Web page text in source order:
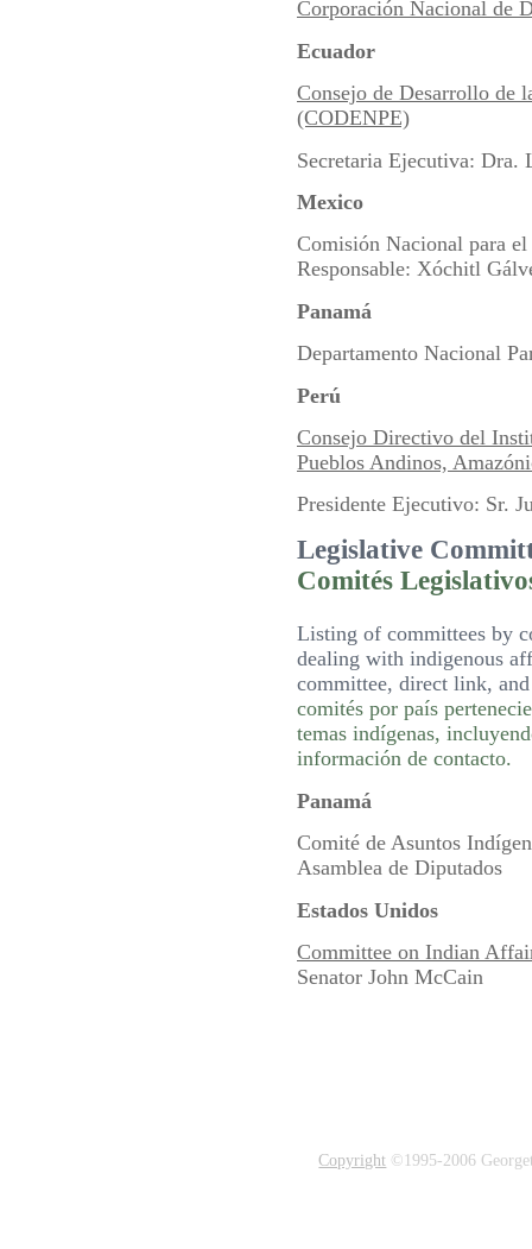
Corporación Nacional de
Ecuador
Consejo de Desarrollo de
(CODENPE)
Secretaria Ejecutiva: Dra.
Mexico
Comisión Nacional para
Responsable: Xóchitl
Panamá
Departamento Nacional
Perú
Consejo Directivo del
Pueblos Andinos,
Presidente Ejecutivo: Sr.
Legislative
Comités
Listing of committees by
dealing with indigenous
committee, direct link,
comités por país
temas indígenas,
información de contacto.
Panamá
Comité de Asuntos
Asamblea de Diputados
Estados Unidos
Committee on Indian
Senator John McCain
Copyright ©1995-2006